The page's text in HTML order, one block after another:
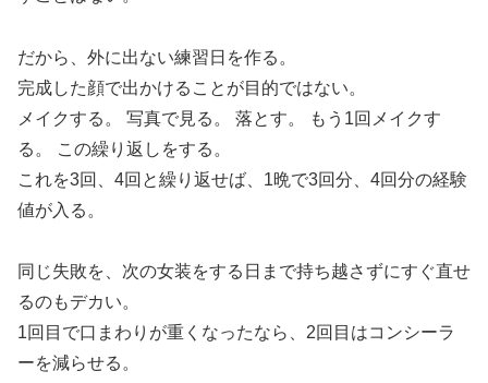
だから、外に出ない練習日を作る。
完成した顔で出かけることが目的ではない。
メイクする。 写真で見る。 落とす。 もう1回メイクす
る。 この繰り返しをする。
これを3回、4回と繰り返せば、1晩で3回分、4回分の経験
値が入る。
同じ失敗を、次の女装をする日まで持ち越さずにすぐ直せ
るのもデカい。
1回目で口まわりが重くなったなら、2回目はコンシーラ
ーを減らせる。